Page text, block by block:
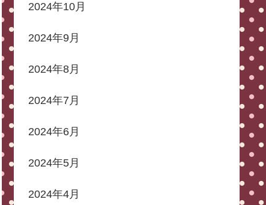
2024年10月
2024年9月
2024年8月
2024年7月
2024年6月
2024年5月
2024年4月